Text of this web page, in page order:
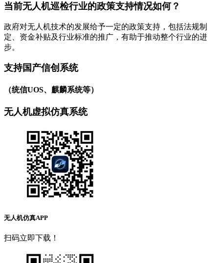
当前无人机巡检行业的政策支持情况如何？
政府对无人机技术的发展给予一定的政策支持，包括法规制
定、资金补贴及行业标准的推广，有助于推动整个行业的进
步。
支持国产信创系统
（统信UOS、麒麟系统等）
无人机虚拟仿真系统
无人机仿真APP
扫码立即下载！